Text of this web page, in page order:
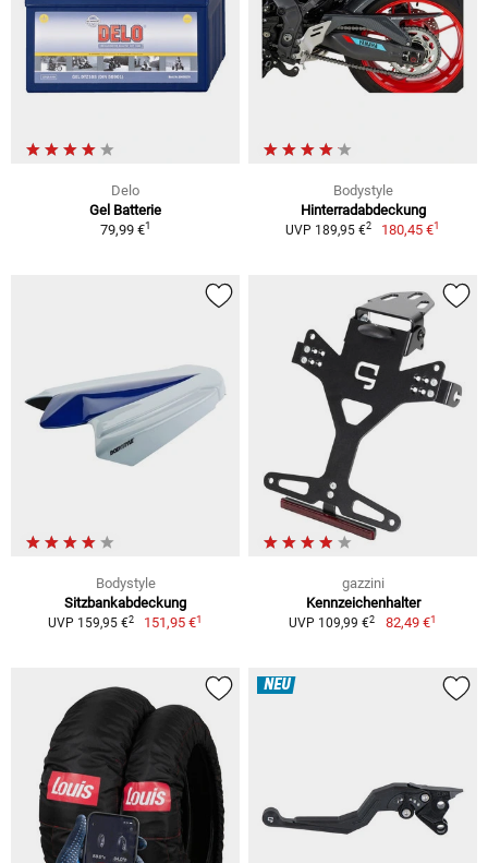
Delo
Gel Batterie
79,99 €1
Bodystyle
Hinterradabdeckung
UVP 189,95 €2 180,45 €1
Bodystyle
Sitzbankabdeckung
UVP 159,95 €2 151,95 €1
gazzini
Kennzeichenhalter
UVP 109,99 €2 82,49 €1
NEU